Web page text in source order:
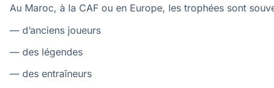
Au Maroc, à la CAF ou en Europe, les trophées sont
— d’anciens joueurs
— des légendes
— des entraîneurs